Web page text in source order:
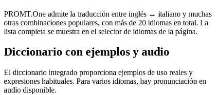
PROMT.One admite la traducción entre inglés ↔ italiano y muchas
otras combinaciones populares, con más de 20 idiomas en total. La
lista completa se muestra en el selector de idiomas de la página.
Diccionario con ejemplos y audio
El diccionario integrado proporciona ejemplos de uso reales y
expresiones habituales. Para varios idiomas, hay pronunciación en
audio disponible.